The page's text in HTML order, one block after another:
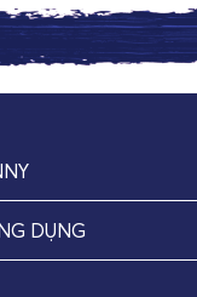
DỤNG